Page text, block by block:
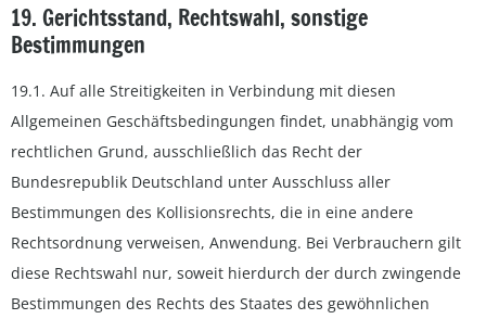
19. Gerichtsstand, Rechtswahl, sonstige
Bestimmungen
19.1. Auf alle Streitigkeiten in Verbindung mit diesen
Allgemeinen Geschäftsbedingungen findet, unabhängig vom
rechtlichen Grund, ausschließlich das Recht der
Bundesrepublik Deutschland unter Ausschluss aller
Bestimmungen des Kollisionsrechts, die in eine andere
Rechtsordnung verweisen, Anwendung. Bei Verbrauchern gilt
diese Rechtswahl nur, soweit hierdurch der durch zwingende
Bestimmungen des Rechts des Staates des gewöhnlichen